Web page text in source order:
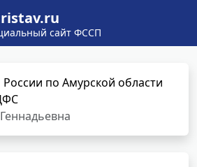
сайт ФССП
по Амурской области